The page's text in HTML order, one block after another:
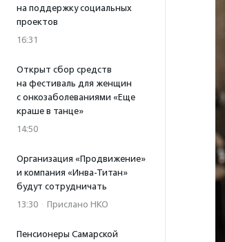
на поддержку социальных
проектов
16:31
Открыт сбор средств
на фестиваль для женщин
с онкозаболеваниями «Еще
краше в танце»
14:50
Организация «Продвижение»
и компания «Инва-Титан»
будут сотрудничать
13:30 · Прислано НКО
Пенсионеры Самарской